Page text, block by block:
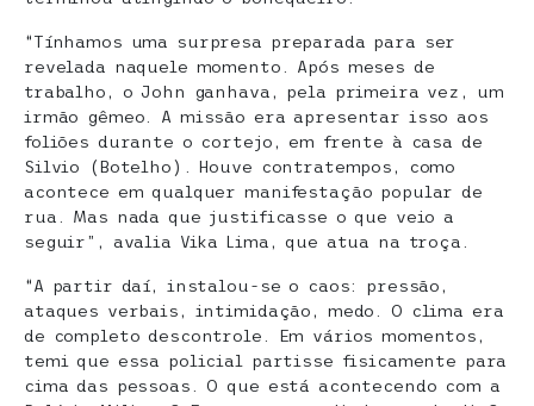
“Tínhamos uma surpresa preparada para ser
revelada naquele momento. Após meses de
trabalho, o John ganhava, pela primeira vez, um
irmão gêmeo. A missão era apresentar isso aos
foliões durante o cortejo, em frente à casa de
Silvio (Botelho). Houve contratempos, como
acontece em qualquer manifestação popular de
rua. Mas nada que justificasse o que veio a
seguir”, avalia Vika Lima, que atua na troça.
“A partir daí, instalou-se o caos: pressão,
ataques verbais, intimidação, medo. O clima era
de completo descontrole. Em vários momentos,
temi que essa policial partisse fisicamente para
cima das pessoas. O que está acontecendo com a